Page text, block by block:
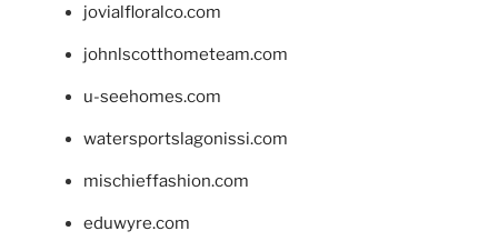
jovialfloralco.com
johnlscotthometeam.com
u-seehomes.com
watersportslagonissi.com
mischieffashion.com
eduwyre.com